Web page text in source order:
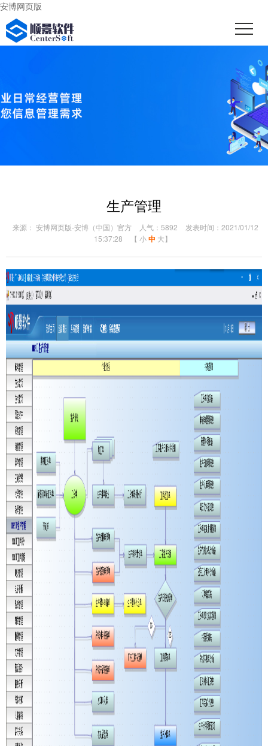
安博网页版
生产管理
来源： 安博网页版-安博（中国）官方 人气：5892
发表时间：2021/01/12
15:37:28
【 小 中 大】